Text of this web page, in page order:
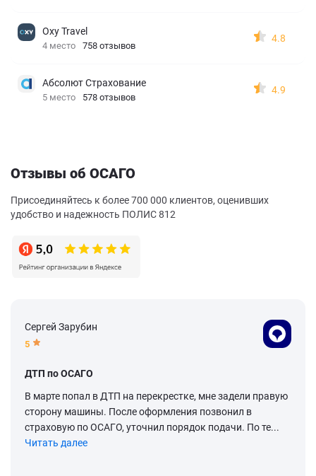
Oxy Travel
4 место 758 отзывов
4.8
Абсолют Страхование
5 место 578 отзывов
4.9
Отзывы об ОСАГО
Присоединяйтесь к более 700 000 клиентов, оценивших
удобство и надежность ПОЛИС 812
Сергей Зарубин
5
ДТП по ОСАГО
В марте попал в ДТП на перекрестке, мне задели правую
сторону машины. После оформления позвонил в
страховую по ОСАГО, уточнил порядок подачи. По те...
Читать далее